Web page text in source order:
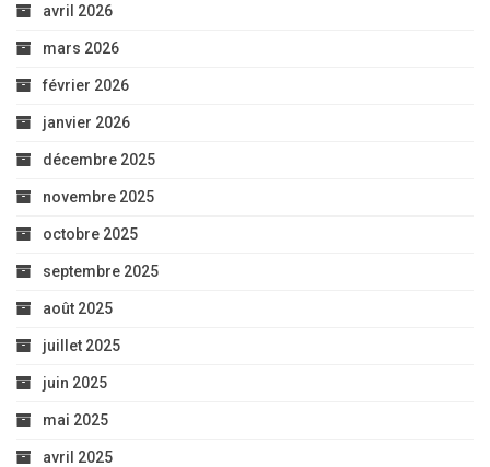
avril 2026
mars 2026
février 2026
janvier 2026
décembre 2025
novembre 2025
octobre 2025
septembre 2025
août 2025
juillet 2025
juin 2025
mai 2025
avril 2025